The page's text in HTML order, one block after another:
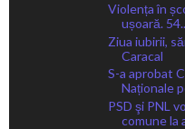
Violența în
ușoară.
Ziua iubirii,
Caracal
S-a aprobat
Naționale
PSD şi PNL
comune la